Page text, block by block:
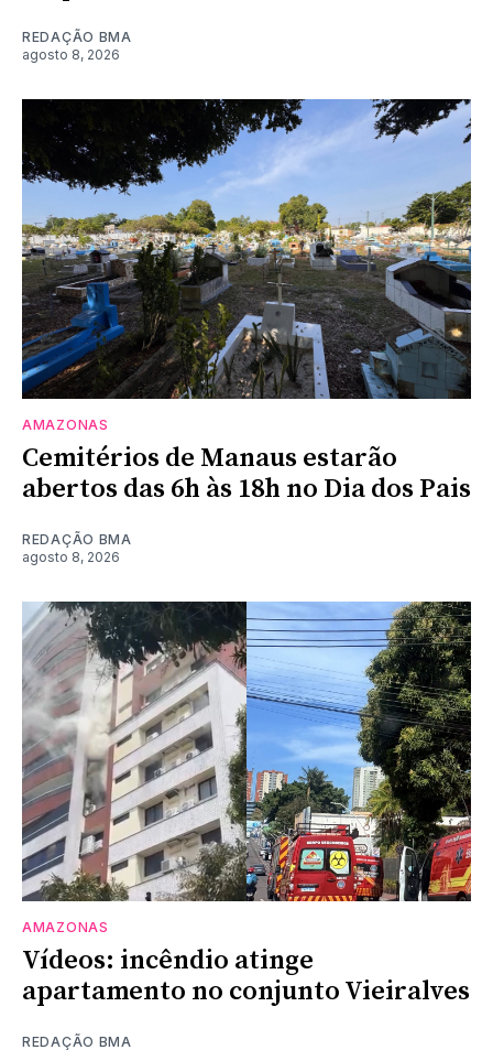
REDAÇÃO BMA
agosto 8, 2026
AMAZONAS
Cemitérios de Manaus estarão
abertos das 6h às 18h no Dia dos Pais
REDAÇÃO BMA
agosto 8, 2026
AMAZONAS
Vídeos: incêndio atinge
apartamento no conjunto Vieiralves
REDAÇÃO BMA